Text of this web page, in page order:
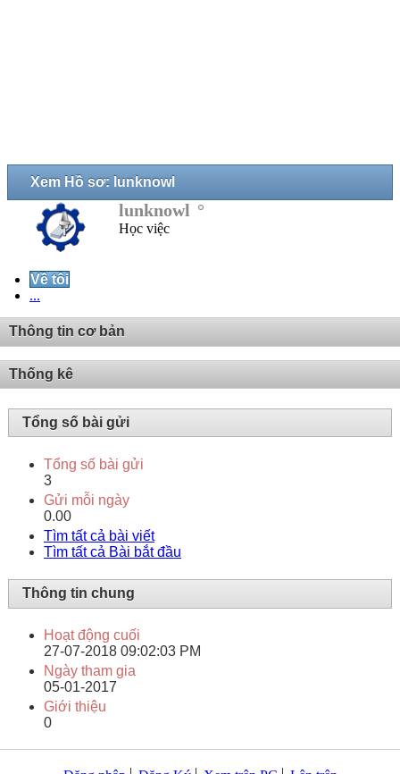
Xem Hồ sơ: lunknowl
lunknowl
Học việc
Về tôi
...
Thông tin cơ bản
Thống kê
Tổng số bài gửi
Tổng số bài gửi
3
Gửi mỗi ngày
0.00
Tìm tất cả bài viết
Tìm tất cả Bài bắt đầu
Thông tin chung
Hoạt động cuối
27-07-2018 09:02:03 PM
Ngày tham gia
05-01-2017
Giới thiệu
0